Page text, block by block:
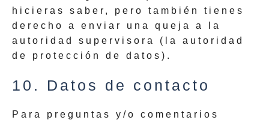
hicieras saber, pero también tienes
derecho a enviar una queja a la
autoridad supervisora (la autoridad
de protección de datos).
10. Datos de contacto
Para preguntas y/o comentarios